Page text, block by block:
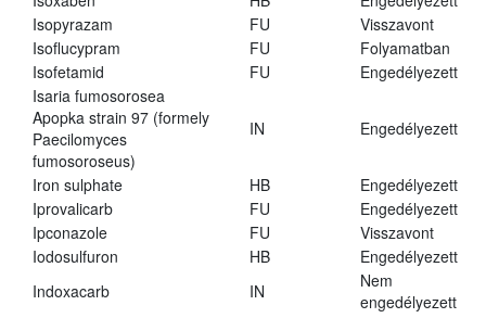
Isopyrazam
FU
Visszavont
Isoflucypram
FU
Folyamatban
Isofetamid
FU
Engedélyezett
Isaria fumosorosea
Apopka strain 97 (formely
Paecilomyces
fumosoroseus)
IN Engedélyezett
Iron sulphate HB
Engedélyezett
Iprovalicarb
FU
Engedélyezett
Ipconazole
FU
Visszavont
Iodosulfuron
HB
Engedélyezett
Indoxacarb
IN
Nem
engedélyezett